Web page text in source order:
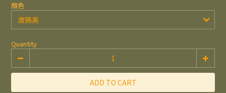
顏色
Quantity
ADD TO CART